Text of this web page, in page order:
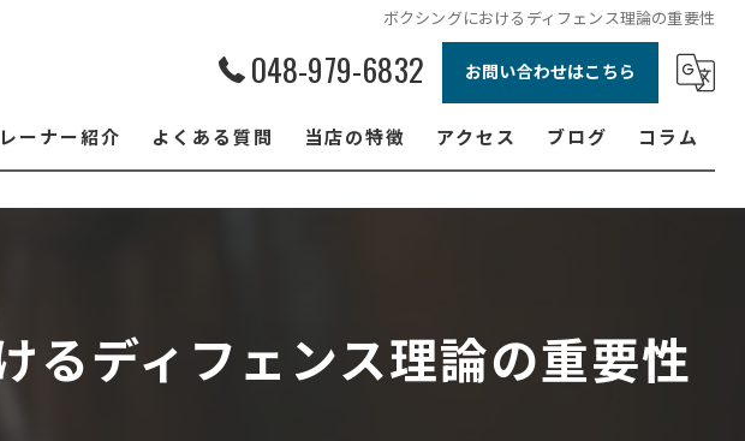
ボクシングにおけるディフェンス理論の重要性
048-979-6832 お問い合わせはこちら
ーナー紹介 よくある質問 当店の特徴
ボクシング
フィットネス
アクセス ブログ コラム
るディフェンス理論の重要性